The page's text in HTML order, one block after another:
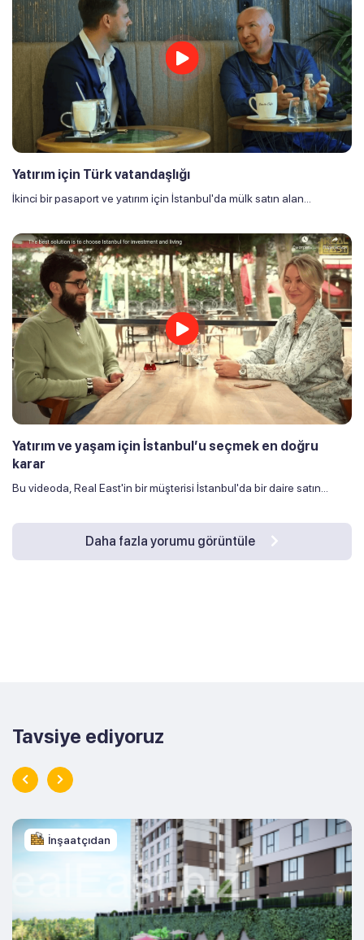
Yatırım için Türk vatandaşlığı
İkinci bir pasaport ve yatırım için İstanbul'da mülk satın alan...
Yatırım ve yaşam için İstanbul’u seçmek en doğru
karar
Bu videoda, Real East'in bir müşterisi İstanbul'da bir daire satın...
Daha fazla yorumu görüntüle
Tavsiye ediyoruz
İnşaatçıdan